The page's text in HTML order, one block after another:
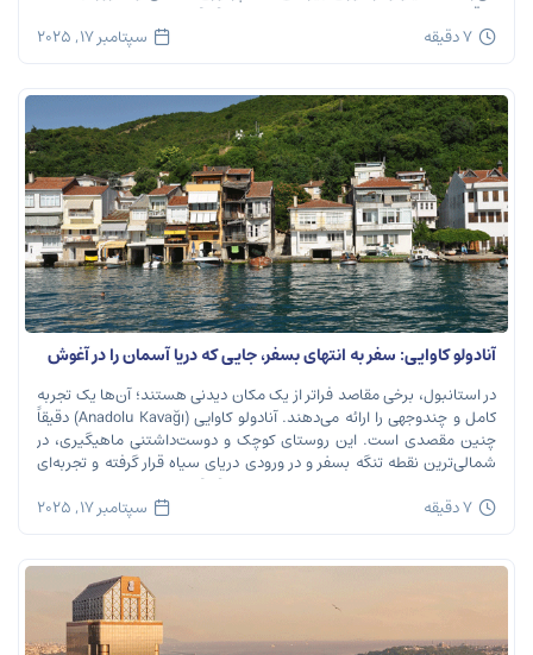
موقعیت استراتژیک خود در دهانه خلیج شاخ […]
7 دقیقه سپتامبر 17, 2025
آنادولو کاوایی: سفر به انتهای بسفر، جایی که دریا آسمان را در آغوش
می‌گیرد
در استانبول، برخی مقاصد فراتر از یک مکان دیدنی هستند؛ آن‌ها یک تجربه
کامل و چندوجهی را ارائه می‌دهند. آنادولو کاوایی (Anadolu Kavağı) دقیقاً
چنین مقصدی است. این روستای کوچک و دوست‌داشتنی ماهیگیری، در
شمالی‌ترین نقطه تنگه بسفر و در ورودی دریای سیاه قرار گرفته و تجربه‌ای
بی‌نظیر از تاریخ، طبیعت و طعم‌های اصیل را […]
7 دقیقه سپتامبر 17, 2025